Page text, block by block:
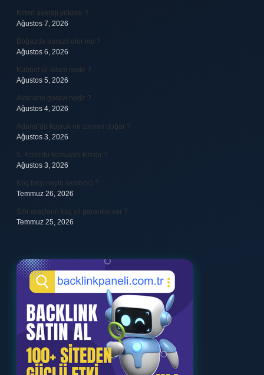
Kimin averajı yüksek ?
Ağustos 7, 2026
Boğazda parazit olur mu ?
Ağustos 6, 2026
Kubbet-ül-İslam nedir ?
Ağustos 5, 2026
Avarların görevi nedir ?
Ağustos 4, 2026
Adana’da kuyruk ne zaman doğar ?
Ağustos 3, 2026
5. Kolordu komutanı kimdir ?
Ağustos 3, 2026
Koç başı neyin sembolü ?
Temmuz 26, 2026
Sıfır araçların kaç yıl garantisi var ?
Temmuz 25, 2026